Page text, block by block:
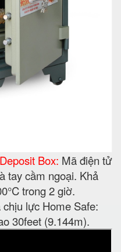
Box: Mã điện tử
tay cầm ngoại. Khả
trong 2 giờ.
chịu lực Home Safe:
30feet (9.144m).